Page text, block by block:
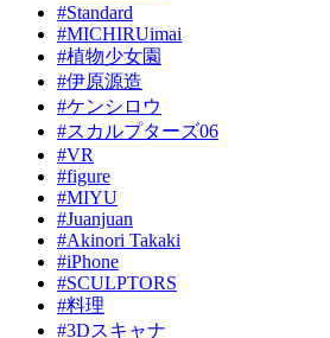
#Standard
#MICHIRUimai
#植物少女園
#伊原源造
#ケンシロウ
#スカルプターズ06
#VR
#figure
#MIYU
#Juanjuan
#Akinori Takaki
#iPhone
#SCULPTORS
#料理
#3Dスキャナ